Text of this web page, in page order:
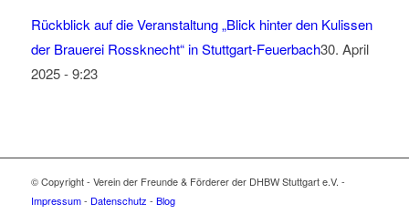
Rückblick auf die Veranstaltung „Blick hinter den Kulissen
der Brauerei Rossknecht“ in Stuttgart-Feuerbach30. April
2025 - 9:23
© Copyright - Verein der Freunde & Förderer der DHBW Stuttgart e.V. -
Impressum- Datenschutz - Blog